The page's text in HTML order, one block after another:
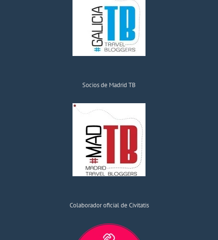
Socios de Madrid TB
Colaborador oficial de Civitatis